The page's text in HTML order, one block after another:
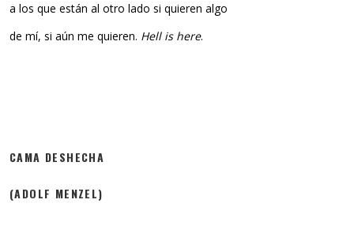
a los que están al otro lado si quieren algo
de mí, si aún me quieren. Hell is here.
CAMA DESHECHA
(ADOLF MENZEL)